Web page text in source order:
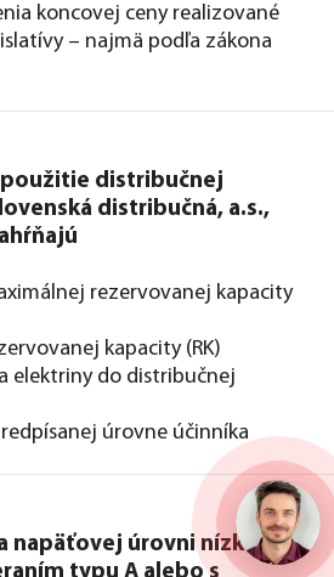
koncovej ceny realizované
– najmä podľa zákona
distribučnej
distribučná, a.s.,
rezervovanej kapacity
kapacity (RK)
elektriny do distribučnej
úrovne účinníka
napäťovej úrovni nízkeho
typu A alebo s